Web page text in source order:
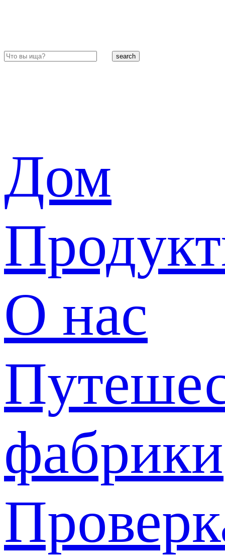
search
Дом
О нас
фабрики